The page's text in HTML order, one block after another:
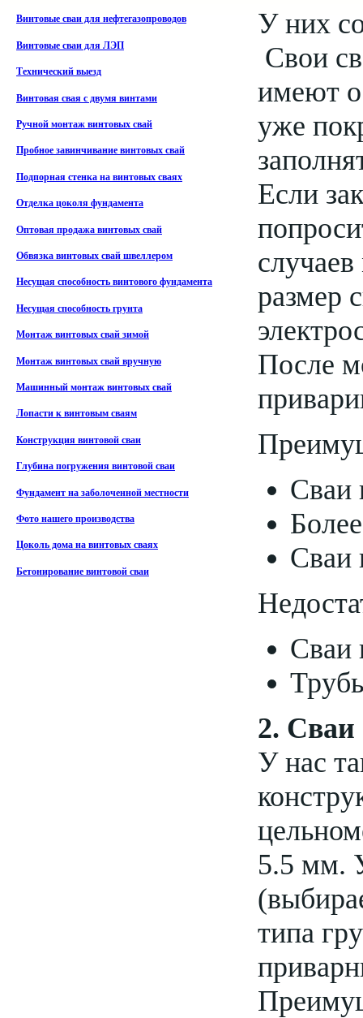
Винтовые сваи для нефтегазопроводов
Винтовые сваи для ЛЭП
Технический выезд
Винтовая свая с двумя винтами
Ручной монтаж винтовых свай
Пробное завинчивание винтовых свай
Подпорная стенка на винтовых сваях
Отделка цоколя фундамента
Оптовая продажа винтовых свай
Обвязка винтовых свай швеллером
Несущая способность винтового фундамента
Несущая способность грунта
Монтаж винтовых свай зимой
Монтаж винтовых свай вручную
Машинный монтаж винтовых свай
Лопасти к винтовым сваям
Конструкция винтовой сваи
Глубина погружения винтовой сваи
Фундамент на заболоченной местности
Фото нашего производства
Цоколь дома на винтовых сваях
Бетонирование винтовой сваи
У них
Свои
имеют
уже
Если
размер
После
Сваи
Сваи
Сваи
2.
У нас
5.5 мм.
типа